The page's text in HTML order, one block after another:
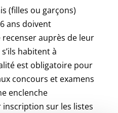
(filles ou garçons)
ans doivent
auprès de leur
habitent à
est obligatoire pour
concours et examens
enclenche
sur les listes